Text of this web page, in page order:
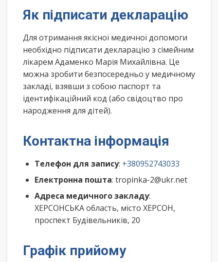
Як підписати декларацію
Для отримання якісної медичної допомоги
необхідно підписати декларацію з сімейним
лікарем Адаменко Марія Михайлівна. Це
можна зробити безпосередньо у медичному
закладі, взявши з собою паспорт та
ідентифікаційний код (або свідоцтво про
народження для дітей).
Контактна інформація
Телефон для запису: +380952743033
Електронна пошта: tropinka-2@ukr.net
Адреса медичного закладу:
ХЕРСОНСЬКА область, місто ХЕРСОН,
проспект Будівельників, 20
Графік прийому